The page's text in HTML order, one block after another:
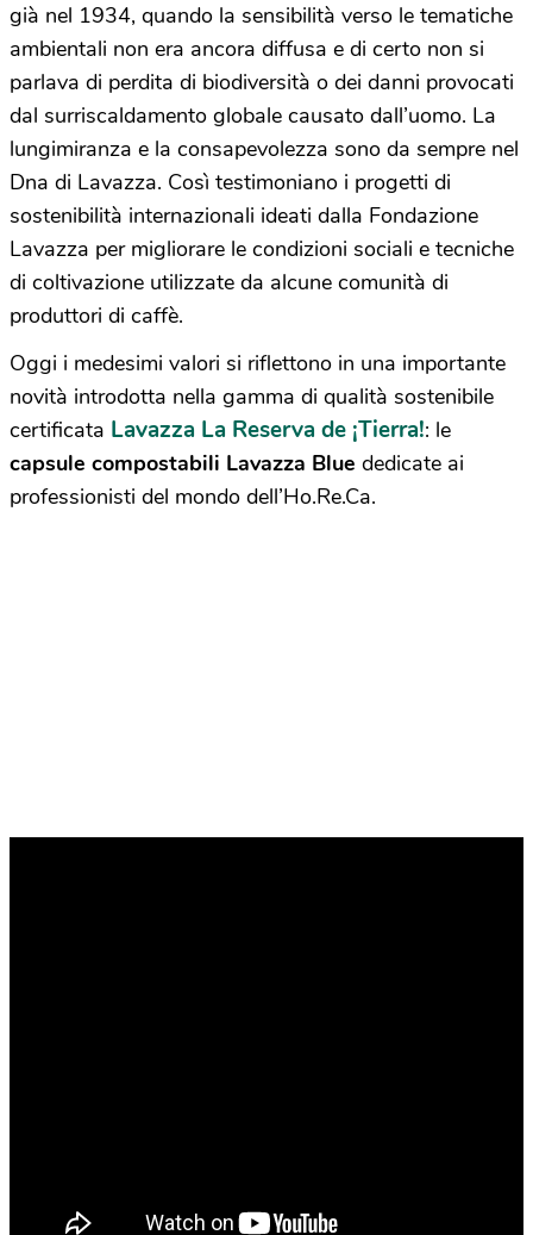
già nel 1934, quando la sensibilità verso le tematiche
ambientali non era ancora diffusa e di certo non si
parlava di perdita di biodiversità o dei danni provocati
dal surriscaldamento globale causato dall’uomo. La
lungimiranza e la consapevolezza sono da sempre nel
Dna di Lavazza. Così testimoniano i progetti di
sostenibilità internazionali ideati dalla Fondazione
Lavazza per migliorare le condizioni sociali e tecniche
di coltivazione utilizzate da alcune comunità di
produttori di caffè.
Oggi i medesimi valori si riflettono in una importante
novità introdotta nella gamma di qualità sostenibile
certificata Lavazza La Reserva de ¡Tierra!: le
capsule compostabili Lavazza Blue dedicate ai
professionisti del mondo dell’Ho.Re.Ca.